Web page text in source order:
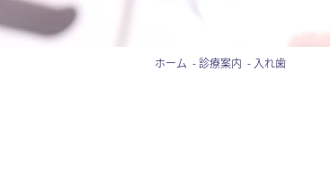
ホーム 診療案内
入れ歯